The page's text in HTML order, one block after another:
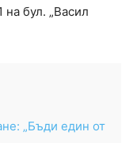
на бул. „Васил
„Бъди един от